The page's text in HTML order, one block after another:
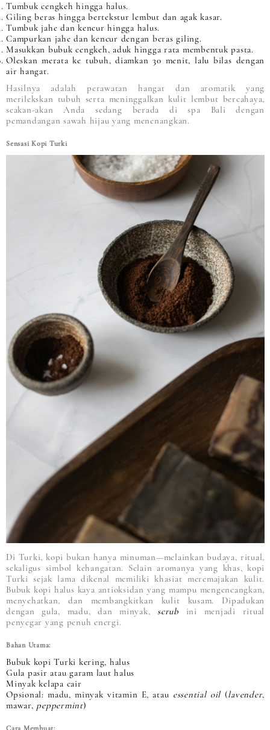
Tumbuk cengkeh hingga halus.
Giling beras hingga bertekstur lembut dan agak kasar.
Tumbuk jahe dan kencur hingga halus.
Campurkan jahe dan kencur dengan beras giling.
Masukkan bubuk cengkeh, aduk hingga rata membentuk pasta.
Oleskan merata ke tubuh, diamkan 30 menit, lalu bilas dengan
air hangat.
Hasilnya adalah perawatan hangat dan aromatik yang
merilekskan tubuh serta meninggalkan kulit lembut bercahaya,
seakan-akan Anda sedang berada di spa Bali dengan
pemandangan sawah hijau yang menenangkan.
Sensasi Kopi Turki
Di Turki, kopi bukan hanya minuman—melainkan budaya, ritual,
sekaligus simbol kehangatan. Selain aromanya yang khas, kopi
Turki sejak lama dikenal memiliki khasiat meremajakan kulit.
Bubuk kopi halus kaya antioksidan yang mampu mengencangkan,
menyehatkan, dan membangkitkan kulit kusam. Dipadukan
dengan gula, madu, dan minyak, scrub ini menjadi ritual
penyegar yang penuh energi.
Bahan Utama:
Bubuk kopi Turki kering, halus
Gula pasir atau garam laut halus
Minyak kelapa cair
Opsional: madu, minyak vitamin E, atau essential oil (lavender,
mawar, peppermint)
Cara Membuat: